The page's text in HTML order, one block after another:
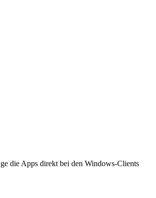
die Apps direkt bei den Windows-Clients